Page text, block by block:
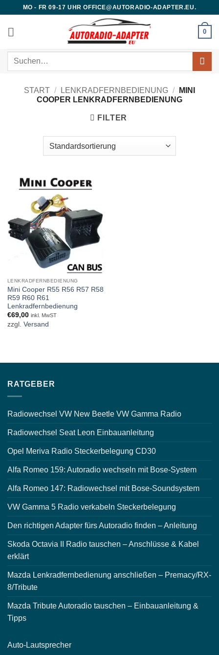
springen
MO - FR 09-17 UHR OFFICE@AUTORADIO-ADAPTER.EU.
0
Suchen
START / LENKRADFERNBEDIENUNG /
MINI
COOPER LENKRADFERNBEDIENUNG
FILTER
LENKRADFERNBEDIENUNG
Mini Cooper R55 R56 R57 R58
R59 R60 R61
Lenkradfernbedienung
€69,00 inkl. MwST
zzgl. Versand
RATGEBER
Radiowechsel VW New Beetle VW Gamma Radio
Radiowechsel Seat Leon Einbauanleitung
Opel Meriva Radio Steckerbelegung CD30
Alfa Romeo 159: Autoradio wechseln mit Bose-System
Alfa Romeo 147: Radiowechsel mit Bose-Soundsystem
VW Gamma 5 Radio verkabeln Steckerbelegung
Den richtigen Adapter fürs Autoradio finden – Anleitung
Skoda Octavia II Radio tauschen – Anschlüsse & Kabel
erklärt
Mazda Lenkradfernbedienung anschließen – Premacy/RX-
8/Tribute
Mazda Tribute Autoradio tauschen – Einbauanleitung &
Tipps
Auto-Lautsprecher